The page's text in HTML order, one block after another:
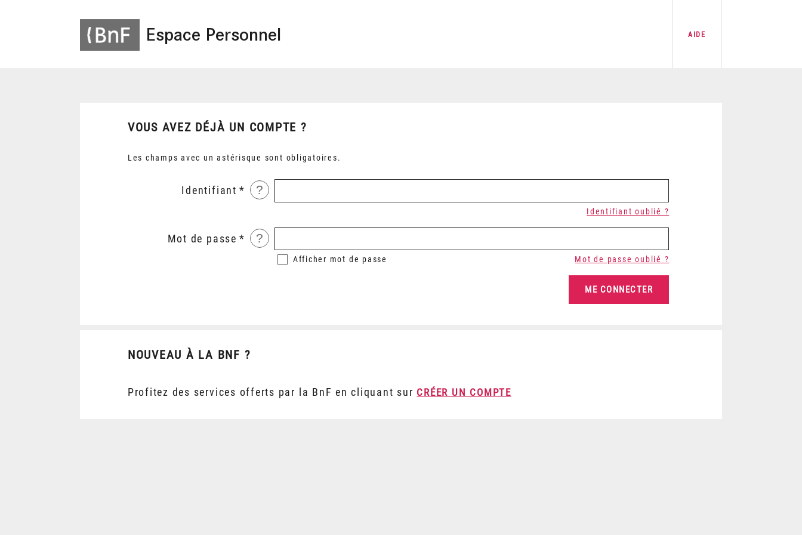
Espace Personnel AIDE
VOUS AVEZ DÉJÀ UN COMPTE ?
Les champs avec un astérisque sont obligatoires.
Identifiant ?
Identifiant oublié ?
Mot de passe ?
Afficher mot de passe Mot de passe oublié ?
NOUVEAU À LA BNF ?
Profitez des services offerts par la BnF en cliquant sur CRÉER UN COMPTE